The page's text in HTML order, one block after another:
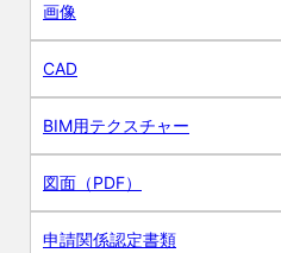
画像
CAD
BIM用テクスチャー
図面（PDF）
申請関係認定書類